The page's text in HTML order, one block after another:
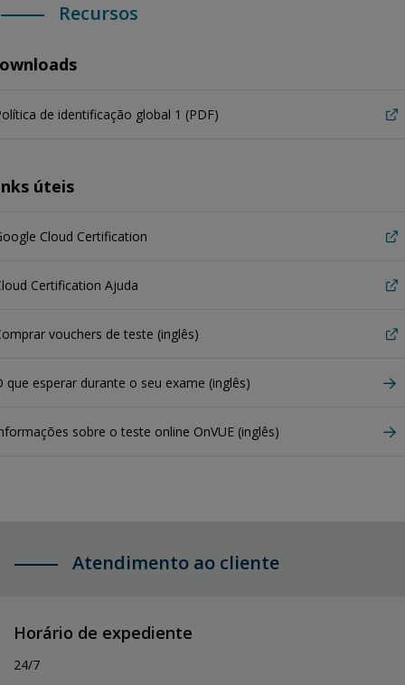
Recursos
de identificação global 1 (PDF)
úteis
Cloud Certification
Certification Ajuda
vouchers de teste (inglês)
que esperar durante o seu exame (inglês)
sobre o teste online OnVUE (inglês)
Atendimento ao cliente
Horário de expediente
24/7